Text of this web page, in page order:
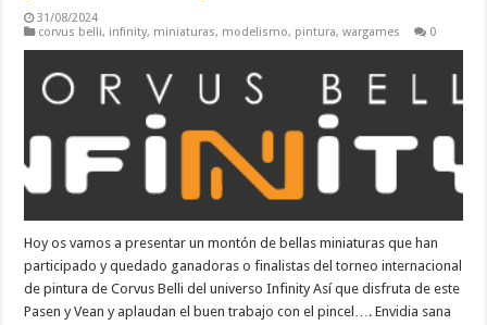
31/08/2024
corvus belli, infinity, miniaturas, modelismo, pintura,wargames 0
Hoy os vamos a presentar un montón de bellas miniaturas que han
participado y quedado ganadoras o finalistas del torneo internacional
de pintura de Corvus Belli del universo Infinity Así que disfruta de este
Pasen y Vean y aplaudan el buen trabajo con el pincel…. Envidia sana